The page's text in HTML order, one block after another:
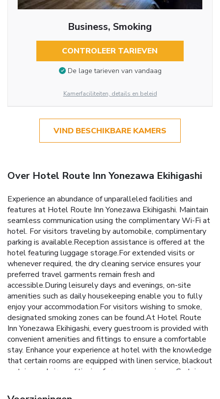
Business, Smoking
CONTROLEER TARIEVEN
De lage tarieven van vandaag
Kamerfaciliteiten, details en beleid
VIND BESCHIKBARE KAMERS
Over Hotel Route Inn Yonezawa Ekihigashi
Experience an abundance of unparalleled facilities and
features at Hotel Route Inn Yonezawa Ekihigashi. Maintain
seamless communication using the complimentary Wi-Fi at
hotel. For visitors traveling by automobile, complimentary
parking is available.Reception assistance is offered at the
hotel featuring luggage storage.For extended visits or
whenever required, the dry cleaning service ensures your
preferred travel garments remain fresh and
accessible.During leisurely days and evenings, on-site
amenities such as daily housekeeping enable you to fully
enjoy your accommodation.For visitors wishing to smoke,
designated smoking zones can be found.At Hotel Route
Inn Yonezawa Ekihigashi, every guestroom is provided with
convenient amenities and fittings to ensure a comfortable
stay. Enhance your experience at hotel with the knowledge
that certain rooms are equipped with linen service, blackout
curtains and air conditioning for your convenience. Certain
television, in-room video streaming and cable TV, offering